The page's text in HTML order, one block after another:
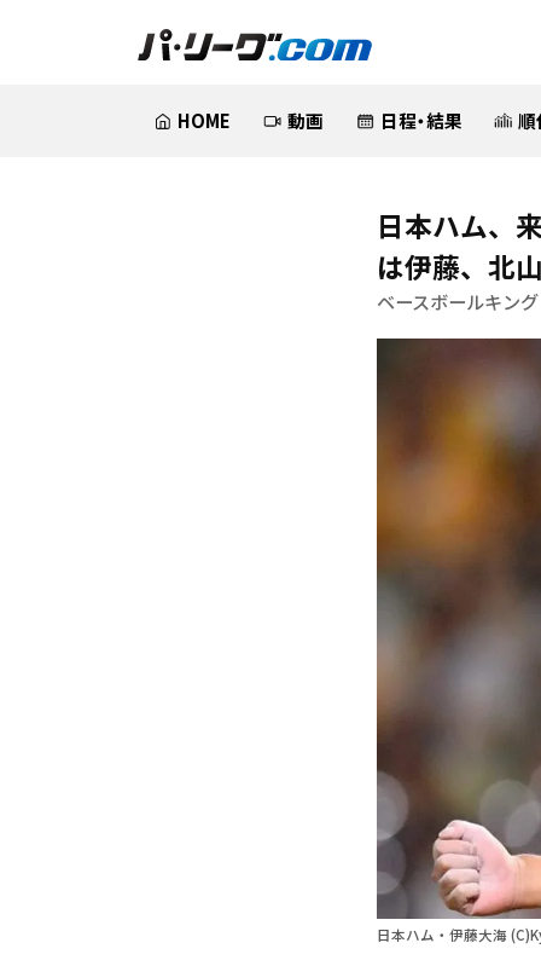
HOME 動画 日程・結果 順
日本ハム、
は伊藤、北
ベースボールキング
日本ハム・伊藤大海